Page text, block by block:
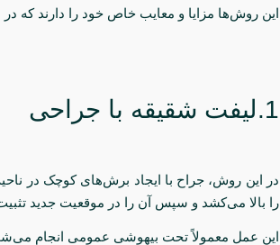
این روش‌ها مزایا و معایب خاص خود را دارند که
1.لیفت شقیقه با جراحی
در این روش، جراح با ایجاد برش‌های کوچک در
را بالا می‌کشد و سپس آن را در موقعیت جدید
این عمل معمولاً تحت بیهوشی عمومی انجام می‌شود و حدود ۱ تا ۲